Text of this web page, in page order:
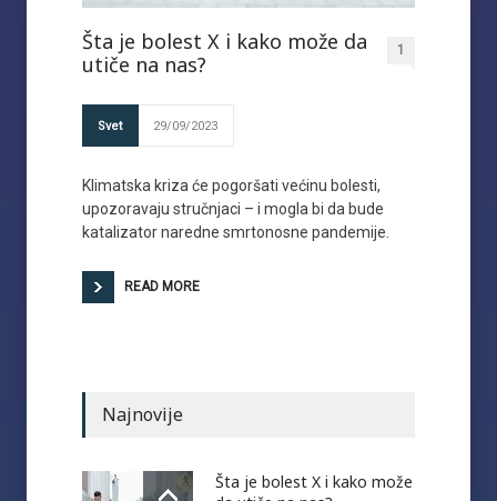
Šta je bolest X i kako može da
utiče na nas?
1
Svet 29/09/2023
Klimatska kriza će pogoršati većinu bolesti,
upozoravaju stručnjaci – i mogla bi da bude
katalizator naredne smrtonosne pandemije.
READ MORE
Najnovije
Šta je bolest X i kako može